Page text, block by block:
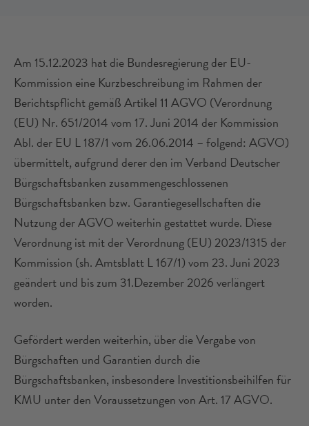
Am 15.12.2023 hat die Bundesregierung der EU-
Kommission eine Kurzbeschreibung im Rahmen der
Berichtspflicht gemäß Artikel 11 AGVO (Verordnung
(EU) Nr. 651/2014 vom 17. Juni 2014 der Kommission
Abl. der EU L 187/1 vom 26.06.2014 – folgend: AGVO)
übermittelt, aufgrund derer den im Verband Deutscher
Bürgschaftsbanken zusammengeschlossenen
Bürgschaftsbanken bzw. Garantiegesellschaften die
Nutzung der AGVO weiterhin gestattet wurde. Diese
Verordnung ist mit der Verordnung (EU) 2023/1315 der
Kommission (sh. Amtsblatt L 167/1) vom 23. Juni 2023
geändert und bis zum 31.Dezember 2026 verlängert
worden.
Gefördert werden weiterhin, über die Vergabe von
Bürgschaften und Garantien durch die
Bürgschaftsbanken, insbesondere Investitionsbeihilfen für
KMU unter den Voraussetzungen von Art. 17 AGVO.